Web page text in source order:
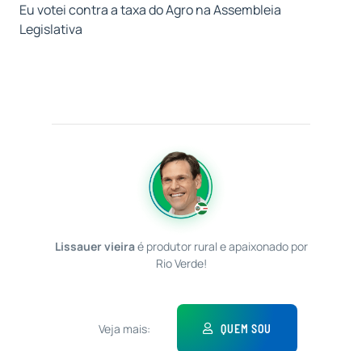
Eu votei contra a taxa do Agro na Assembleia
Legislativa
Lissauer vieiraé produtor rural e apaixonado por
Rio Verde!
Veja mais: QUEM SOU